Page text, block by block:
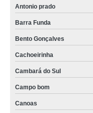
Antonio prado
Barra Funda
Bento Gonçalves
Cachoeirinha
Cambará do Sul
Campo bom
Canoas